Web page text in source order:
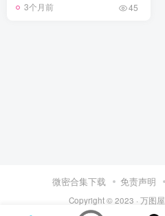
3个月前 45
微密合集下载 免责声明
Copyright © 2023 · 万图屋